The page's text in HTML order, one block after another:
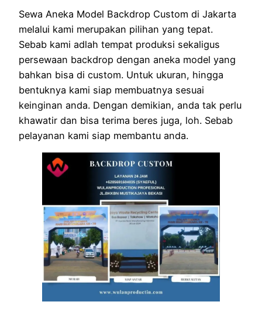
Sewa Aneka Model Backdrop Custom di Jakarta
melalui kami merupakan pilihan yang tepat.
Sebab kami adlah tempat produksi sekaligus
persewaan backdrop dengan aneka model yang
bahkan bisa di custom. Untuk ukuran, hingga
bentuknya kami siap membuatnya sesuai
keinginan anda. Dengan demikian, anda tak perlu
khawatir dan bisa terima beres juga, loh. Sebab
pelayanan kami siap membantu anda.